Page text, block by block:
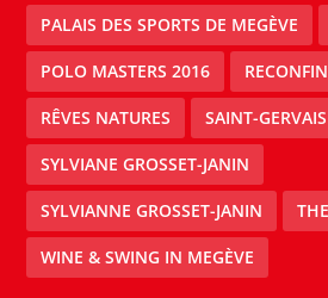
PALAIS DES SPORTS DE MEGÈVE
POLO MASTERS 2016
RÊVES NATURES SAINT-GERVAIS
SYLVIANE GROSSET-JANIN
SYLVIANNE GROSSET-JANIN
WINE & SWING IN MEGÈVE